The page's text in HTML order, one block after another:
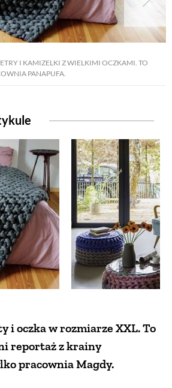
I KAMIZELKI Z WIELKIMI OCZKAMI. TO
PANAPUFA.
i oczka w rozmiarze XXL. To
reportaż z krainy
pracownia Magdy.